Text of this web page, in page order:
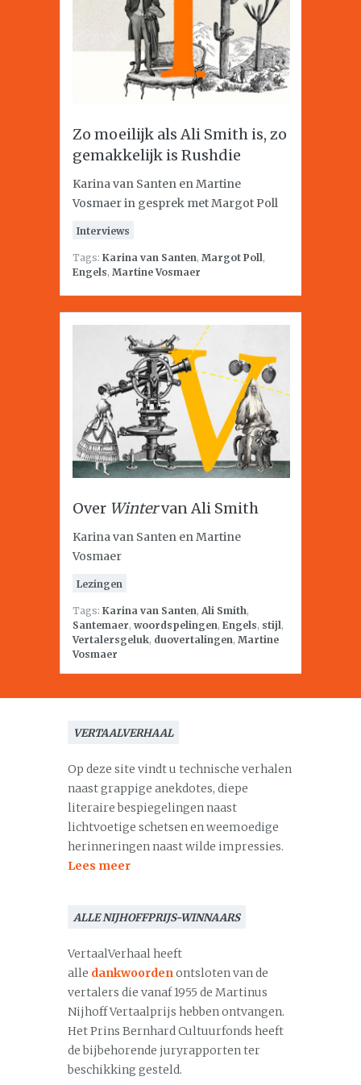
Zo moeilijk als Ali Smith is, zo
gemakkelijk is Rushdie
Karina van Santen en Martine
Vosmaer in gesprek met Margot Poll
Interviews
Tags: Karina van Santen, Margot Poll,
Engels, Martine Vosmaer
Over Wintervan Ali Smith
Karina van Santen en Martine
Vosmaer
Lezingen
Tags: Karina van Santen, Ali Smith,
Santemaer, woordspelingen, Engels, stijl,
Vertalersgeluk, duovertalingen, Martine
Vosmaer
VERTAALVERHAAL
Op deze site vindt u technische verhalen
naast grappige anekdotes, diepe
literaire bespiegelingen naast
lichtvoetige schetsen en weemoedige
herinneringen naast wilde impressies.
Lees meer
ALLE NIJHOFFPRIJS-WINNAARS
VertaalVerhaal heeft
alle dankwoordenontsloten van de
vertalers die vanaf 1955 de Martinus
Nijhoff Vertaalprijs hebben ontvangen.
Het Prins Bernhard Cultuurfonds heeft
de bijbehorende juryrapporten ter
beschikking gesteld.